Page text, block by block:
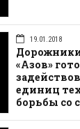
19.01.2018
«Азов»
единиц
борьбы со